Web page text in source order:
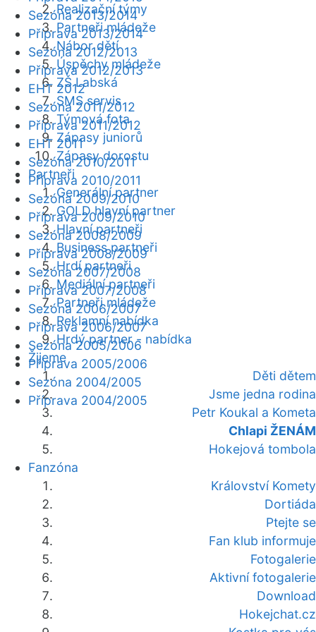
Realizační týmy
Partneři mládeže
Nábor dětí
Úspěchy mládeže
ZŠ Labská
SMS servis
Týmová fota
Zápasy juniorů
Zápasy dorostu
Partneři
Generální partner
GOLD hlavní partner
Hlavní partneři
Business partneři
Hrdí partneři
Mediální partneři
Partneři mládeže
Reklamní nabídka
Hrdý partner - nabídka
Žijeme
Děti dětem
Jsme jedna rodina
Petr Koukal a Kometa
Chlapi ŽENÁM
Hokejová tombola
Fanzóna
Království Komety
Dortiáda
Ptejte se
Fan klub informuje
Fotogalerie
Aktivní fotogalerie
Download
Hokejchat.cz
Sezóna 2013/2014
Příprava 2013/2014
Sezóna 2012/2013
Příprava 2012/2013
EHT 2012
Sezóna 2011/2012
Příprava 2011/2012
EHT 2011
Sezóna 2010/2011
Příprava 2010/2011
Sezóna 2009/2010
Příprava 2009/2010
Sezóna 2008/2009
Příprava 2008/2009
Sezóna 2007/2008
Příprava 2007/2008
Sezóna 2006/2007
Příprava 2006/2007
Sezóna 2005/2006
Příprava 2005/2006
Sezóna 2004/2005
Příprava 2004/2005